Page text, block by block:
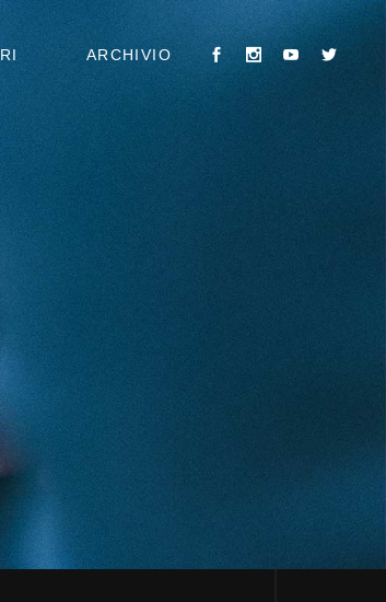
ARCHIVIO
PUBBLICAZIONI
PRECEDENTI
PRECEDENTI